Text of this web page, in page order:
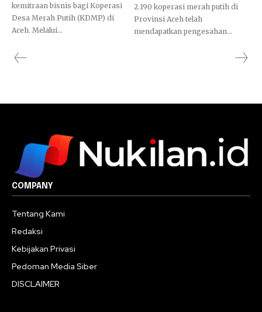
kemitraan bisnis bagi Koperasi
Desa Merah Putih (KDMP) di
Aceh. Melalui...
2.190 koperasi merah putih di
Provinsi Aceh telah
mendapatkan pengesahan...
COMPANY
Tentang Kami
Redaksi
Kebijakan Privasi
Pedoman Media Siber
DISCLAIMER